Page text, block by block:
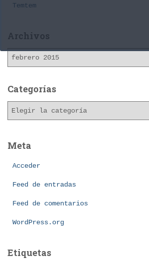
Temtem
Archivos
A
h
o
Categorías
g
Meta
Acceder
Feed de entradas
Feed de comentarios
WordPress.org
Etiquetas